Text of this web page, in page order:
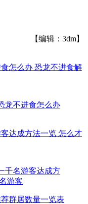
【编辑：3dm】
怎么办 恐龙不进食解
达成方法一览 怎么才
群居数量一览表